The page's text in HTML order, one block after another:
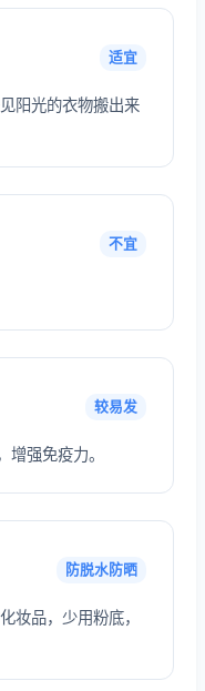
适宜
阳光的衣物搬出来
不宜
较易发
增强免疫力。
防脱水防晒
妆品，少用粉底，